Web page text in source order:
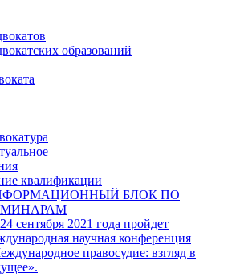
образований
квалификации
БЛОК ПО
сентября 2021 года пройдет
научная конференция
правосудие: взгляд в